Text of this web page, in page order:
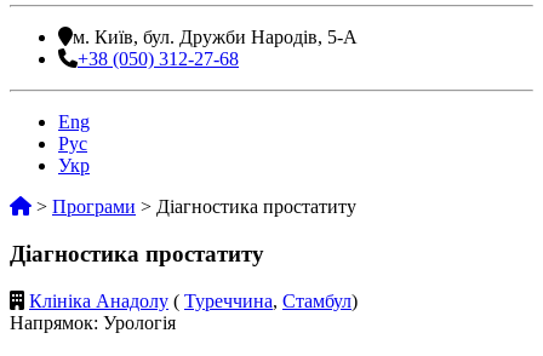
м. Київ, бул. Дружби Народів, 5-А
+38 (050) 312-27-68
Eng
Рус
Укр
> Програми > Діагностика простатиту
Діагностика простатиту
Клініка Анадолу ( Туреччина, Стамбул)
Напрямок: Урологія